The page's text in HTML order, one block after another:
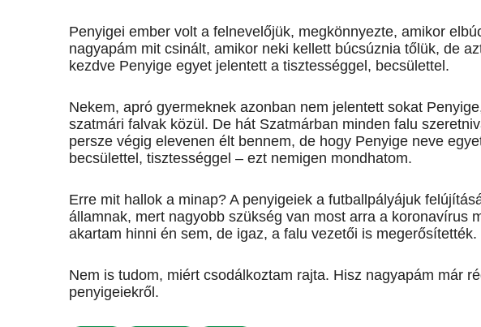
Penyigei ember volt a felnevelőjük, megkönnyezte, amikor
nagyapám mit csinált, amikor neki kellett búcsúznia tőlük, de
kezdve Penyige egyet jelentett a tisztességgel, becsülettel.
Nekem, apró gyermeknek azonban nem jelentett sokat
szatmári falvak közül. De hát Szatmárban minden falu
persze végig elevenen élt bennem, de hogy Penyige neve
becsülettel, tisztességgel – ezt nemigen mondhatom.
Erre mit hallok a minap? A penyigeiek a futballpályájuk
államnak, mert nagyobb szükség van most arra a koronavírus
akartam hinni én sem, de igaz, a falu vezetői is megerősítették.
Nem is tudom, miért csodálkoztam rajta. Hisz nagyapám már
penyigeiekről.